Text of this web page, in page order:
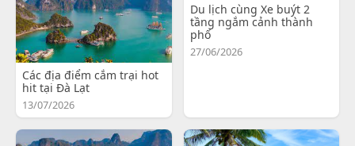
Các địa điểm cắm trại hot
hit tại Đà Lạt
13/07/2026
Du lịch cùng Xe buýt 2
tầng ngắm cảnh thành
phố
27/06/2026